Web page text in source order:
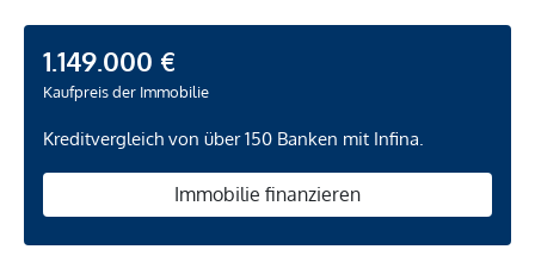
1.149.000 €
Kaufpreis der Immobilie
Kreditvergleich von über 150 Banken mit Infina.
Immobilie finanzieren